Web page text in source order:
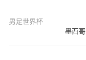
男足世界杯
墨西哥